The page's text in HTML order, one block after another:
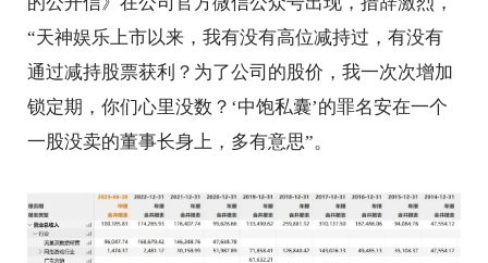
“天神娱乐上市以来，我有没有高位减持过，有没有
通过减持股票获利？为了公司的股价，我一次次增加
锁定期，你们心里没数？‘中饱私囊’的罪名安在一个
一股没卖的董事长身上，多有意思”。